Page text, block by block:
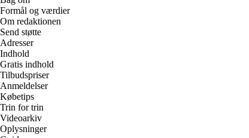
Formål og værdier
Om redaktionen
Send støtte
Adresser
Indhold
Gratis indhold
Tilbudspriser
Anmeldelser
Købetips
Trin for trin
Videoarkiv
Oplysninger